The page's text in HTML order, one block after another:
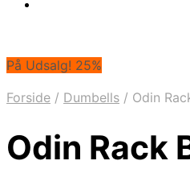
På Udsalg! 25%
Forside / Dumbells / Odin
Odin Rack